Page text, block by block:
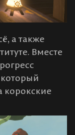
а также
Вместе
который
корокские